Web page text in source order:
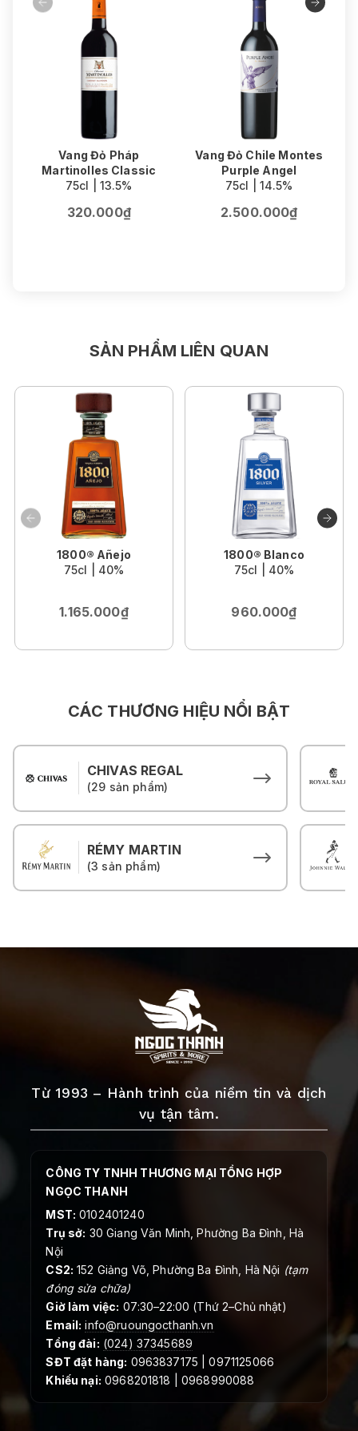
Vang Đỏ Pháp
Martinolles Classic
75cl | 13.5%
320.000₫
Vang Đỏ Chile Montes
Purple Angel
75cl | 14.5%
2.500.000₫
SẢN PHẨM LIÊN QUAN
1800® Añejo
75cl | 40%
1.165.000₫
1800® Blanco
75cl | 40%
960.000₫
CÁC THƯƠNG HIỆU NỔI BẬT
CHIVAS REGAL
(29 sản phẩm)
RÉMY MARTIN
(3 sản phẩm)
Từ 1993 – Hành trình của niềm tin và dịch
vụ tận tâm.
CÔNG TY TNHH THƯƠNG MẠI TỔNG HỢP
NGỌC THANH
MST: 0102401240
Trụ sở: 30 Giang Văn Minh, Phường Ba Đình, Hà
Nội
CS2: 152 Giảng Võ, Phường Ba Đình, Hà Nội (tạm
đóng sửa chữa)
Giờ làm việc: 07:30–22:00 (Thứ 2–Chủ nhật)
Email: info@ruoungocthanh.vn
Tổng đài: (024) 37345689
SĐT đặt hàng: 0963837175 | 0971125066
Khiếu nại: 0968201818 | 0968990088